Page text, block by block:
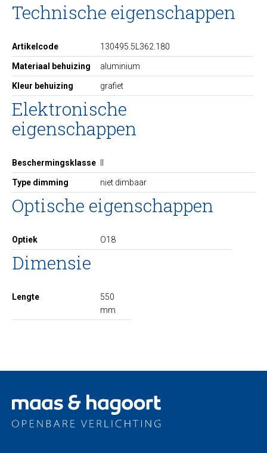
Technische eigenschappen
Artikelcode 130495.5L362.180
Materiaal behuizing aluminium
Kleur behuizing grafiet
Elektronische
eigenschappen
Beschermingsklasse
Type dimming niet dimbaar
Optische eigenschappen
Optiek O18
Dimensie
Lengte
550
mm